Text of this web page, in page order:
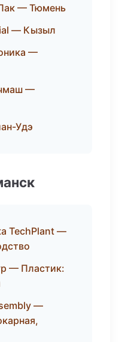
— Тюмень
— Кызыл
—
—
Удэ
TechPlant —
— Пластик:
—